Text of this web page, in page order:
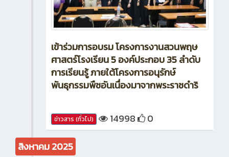
เข้าร่วมการอบรม โครงการงานสวนพฤษ
ศาสตร์โรงเรียน 5 องค์ประกอบ 35 ลำดับ
การเรียนรู้ ภายใต้โครงการอนุรักษ์
พันธุกรรมพืชอันเนื่องมาจากพระราชดำริ
ข่าวสาร (ทั่วไป) 14998 0
สิงหาคม 2025